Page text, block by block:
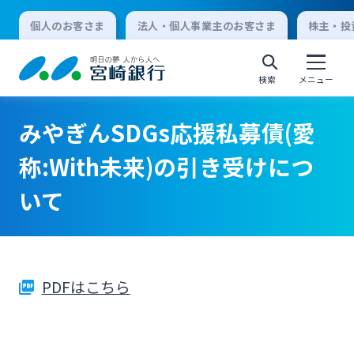
個人のお客さま 法人・個人事業主のお客さま 株主・
検索 メニュー
個人向けインターネットバンキング
みやぎんSDGs応援私募債(愛
称:With未来)の引き受けにつ
いて
PDFはこちら